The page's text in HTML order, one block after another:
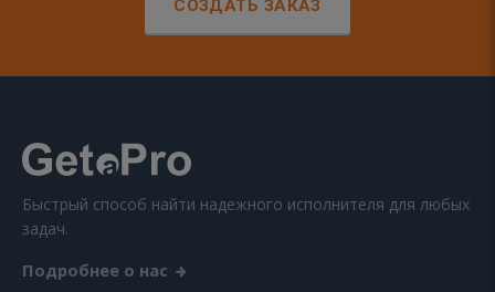
СОЗДАТЬ ЗАКАЗ
Быстрый способ найти надежного исполнителя для любых
задач.
Подробнее о нас